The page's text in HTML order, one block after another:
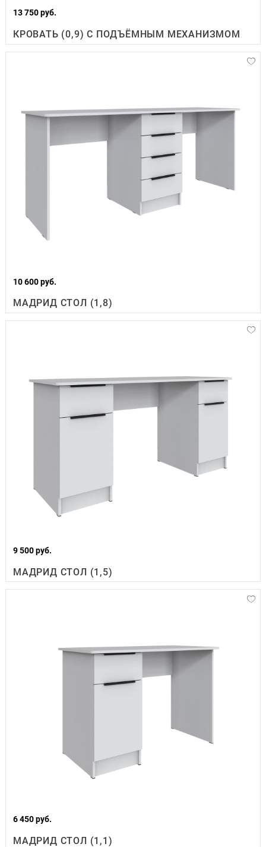
13 750 руб.
КРОВАТЬ (0,9) С ПОДЪЁМНЫМ МЕХАНИЗМОМ
10 600 руб.
МАДРИД СТОЛ (1,8)
9 500 руб.
МАДРИД СТОЛ (1,5)
6 450 руб.
МАДРИД СТОЛ (1,1)